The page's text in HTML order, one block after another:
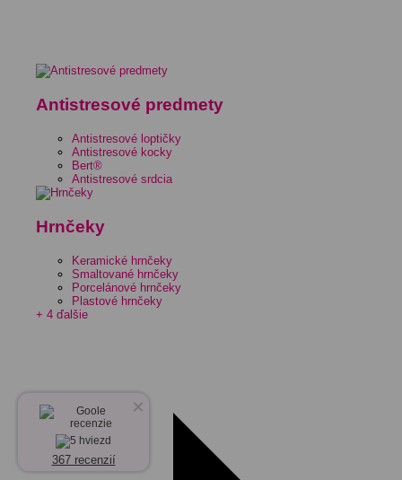
Antistresové predmety
Antistresové loptičky
Antistresové kocky
Bert®
Antistresové srdcia
Hrnčeky
Keramické hrnčeky
Smaltované hrnčeky
Porcelánové hrnčeky
Plastové hrnčeky
+ 4 ďalšie
×
367 recenzií